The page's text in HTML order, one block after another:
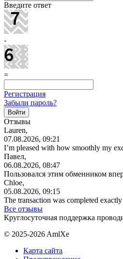
Введите ответ
-
=
Регистрация
Забыли пароль?
Отзывы
Lauren,
07.08.2026, 09:21
I’m pleased with how smoothly my
Павел,
06.08.2026, 08:47
Пользовался этим обменником
Chloe,
05.08.2026, 09:15
The transaction was completed
Все отзывы
Круглосуточная поддержка
© 2025-2026 AmlXe
Карта сайта